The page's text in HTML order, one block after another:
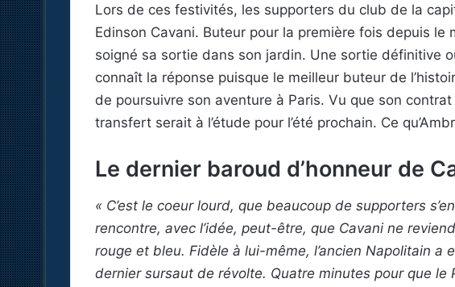
Lors de ces festivités, les supporters du club de la
Edinson Cavani. Buteur pour la première fois depuis le
soigné sa sortie dans son jardin. Une sortie définitive
connaît la réponse puisque le meilleur buteur de
de poursuivre son aventure à Paris. Vu que son
transfert serait à l’étude pour l’été prochain. Ce
Le dernier baroud d’honneur de
« C’est le coeur lourd, que beaucoup de supporters
rencontre, avec l’idée, peut-être, que Cavani ne
rouge et bleu. Fidèle à lui-même, l’ancien Napolitain a
dernier sursaut de révolte. Quatre minutes pour que le